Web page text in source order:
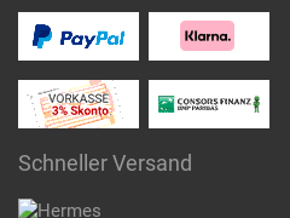
Schneller Versand